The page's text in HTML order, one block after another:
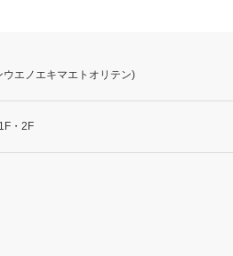
エノエキマエトオリテン)
・2F